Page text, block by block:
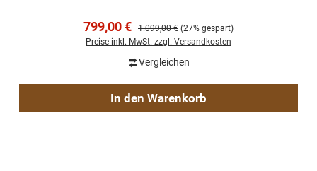
Verkaufspreis:
799,00 € Regulärer Preis:
1.099,00 € (27% gespart)
Preise inkl. MwSt. zzgl. Versandkosten
Vergleichen
In den Warenkorb